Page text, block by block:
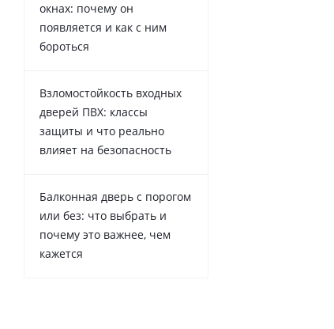
окнах: почему он
появляется и как с ним
бороться
Взломостойкость входных
дверей ПВХ: классы
защиты и что реально
влияет на безопасность
Балконная дверь с порогом
или без: что выбрать и
почему это важнее, чем
кажется